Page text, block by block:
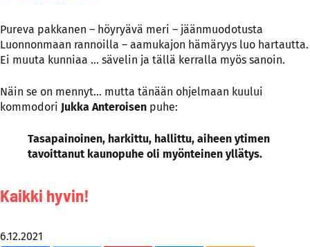
Pureva pakkanen – höyryävä meri – jäänmuodotusta
Luonnonmaan rannoilla – aamukajon hämäryys luo hartautta.
Ei muuta kunniaa … sävelin ja tällä kerralla myös sanoin.
Näin se on mennyt… mutta tänään ohjelmaan kuului
kommodori Jukka Anteroisen puhe:
Tasapainoinen, harkittu, hallittu, aiheen ytimen
tavoittanut kaunopuhe oli myönteinen yllätys.
Kaikki hyvin!
6.12.2021